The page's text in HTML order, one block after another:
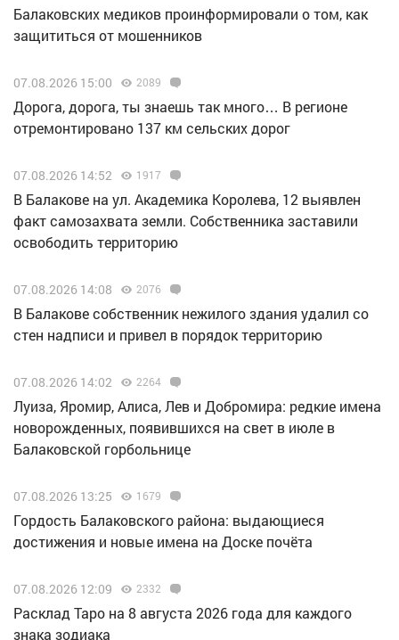
Балаковских медиков проинформировали о том, как
защититься от мошенников
07.08.2026 15:00 2089
Дорога, дорога, ты знаешь так много… В регионе
отремонтировано 137 км сельских дорог
07.08.2026 14:52 1917
В Балакове на ул. Академика Королева, 12 выявлен
факт самозахвата земли. Собственника заставили
освободить территорию
07.08.2026 14:08 2076
В Балакове собственник нежилого здания удалил со
стен надписи и привел в порядок территорию
07.08.2026 14:02 2264
Луиза, Яромир, Алиса, Лев и Добромира: редкие имена
новорожденных, появившихся на свет в июле в
Балаковской горбольнице
07.08.2026 13:25 1679
Гордость Балаковского района: выдающиеся
достижения и новые имена на Доске почёта
07.08.2026 12:09 2332
Расклад Таро на 8 августа 2026 года для каждого
знака зодиака